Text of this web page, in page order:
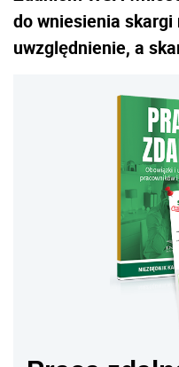
do wniesienia skargi
uwzględnienie, a